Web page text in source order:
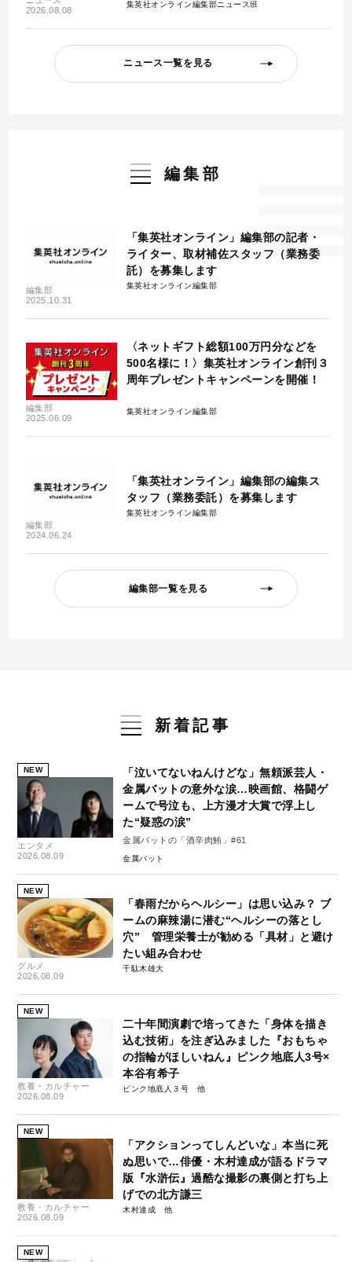
2026.08.08
集英社オンライン編集部ニュース班
ニュース一覧を見る
編集部
編集部
2025.10.31
「集英社オンライン」編集部の記者・
ライター、取材補佐スタッフ（業務委
託）を募集します
集英社オンライン編集部
編集部
2025.06.09
〈ネットギフト総額100万円分などを
500名様に！〉集英社オンライン創刊３
周年プレゼントキャンペーンを開催！
集英社オンライン編集部
編集部
2024.06.24
「集英社オンライン」編集部の編集ス
タッフ（業務委託）を募集します
集英社オンライン編集部
編集部一覧を見る
新着記事
NEW
エンタメ
2026.08.09
「泣いてないねんけどな」無頼派芸人・
金属バットの意外な涙…映画館、格闘ゲ
ームで号泣も、上方漫才大賞で浮上し
た“疑惑の涙”
金属バットの「酒辛肉鮪」#61
金属バット
NEW
グルメ
2026.08.09
「春雨だからヘルシー」は思い込み？ ブ
ームの麻辣湯に潜む“ヘルシーの落とし
穴” 管理栄養士が勧める「具材」と避け
たい組み合わせ
千駄木雄大
NEW
教養・カルチャー
2026.08.09
二十年間演劇で培ってきた「身体を描き
込む技術」を注ぎ込みました『おもちゃ
の指輪がほしいねん』ピンク地底人3号×
本谷有希子
ピンク地底人３号
NEW
教養・カルチャー
2026.08.09
「アクションってしんどいな」本当に死
ぬ思いで…俳優・木村達成が語るドラマ
版『水滸伝』過酷な撮影の裏側と打ち上
げでの北方謙三
木村達成
NEW